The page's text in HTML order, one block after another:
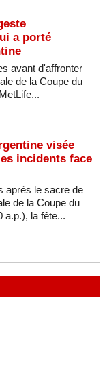
a porté
avant d'affronter
de la Coupe du
visée
incidents face
après le sacre de
de la Coupe du
a.p.), la fête...